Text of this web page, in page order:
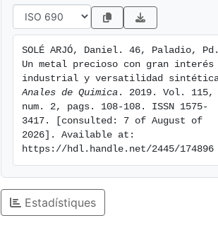
SOLÉ ARJÓ, Daniel. 46, Paladio, Pd.
Un metal precioso con gran interés
Anales de Quimica . 2019. Vol. 115,
num. 2, pags. 108-108. ISSN 1575-
3417. [consulted: 7 of August of
2026]. Available at:
https://hdl.handle.net/2445/174896
Estadístiques